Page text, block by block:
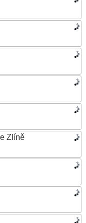
Zlíně